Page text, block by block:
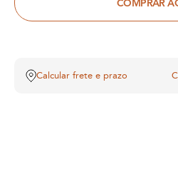
COMPRAR
Calcular frete e prazo